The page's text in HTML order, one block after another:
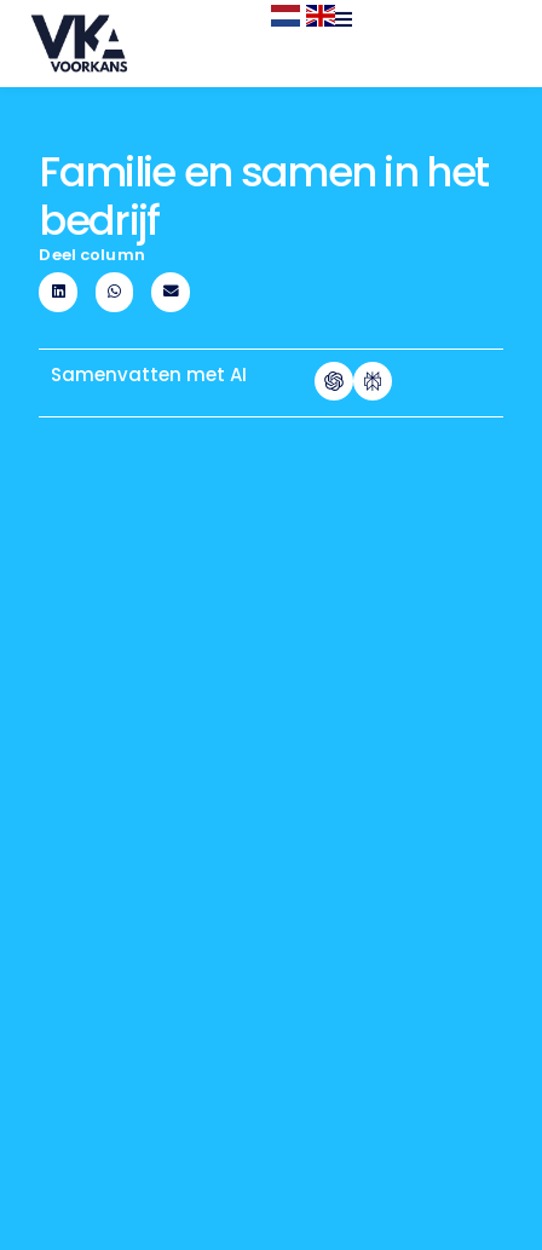
Familie en samen in het
bedrijf
Deel column
Samenvatten met AI